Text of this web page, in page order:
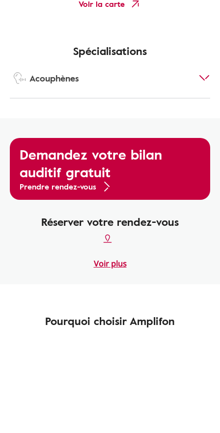
Voir la carte
Spécialisations
Acouphènes
Demandez votre bilan
auditif gratuit
Prendre rendez-vous
Réserver votre rendez-vous
Voir plus
Pourquoi choisir Amplifon